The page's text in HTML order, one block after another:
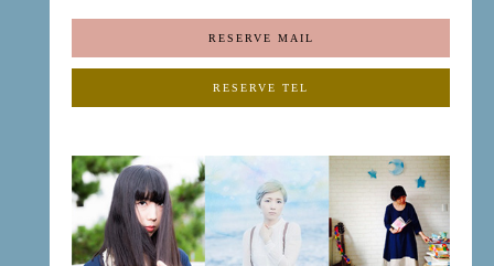
RESERVE MAIL
RESERVE TEL